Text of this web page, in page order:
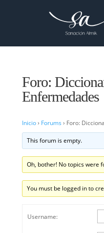
Foro:
Enfermedades
Inicio› Forums › Foro:
This forum is empty.
Oh, bother! No topics were
You must be logged in to
Username: